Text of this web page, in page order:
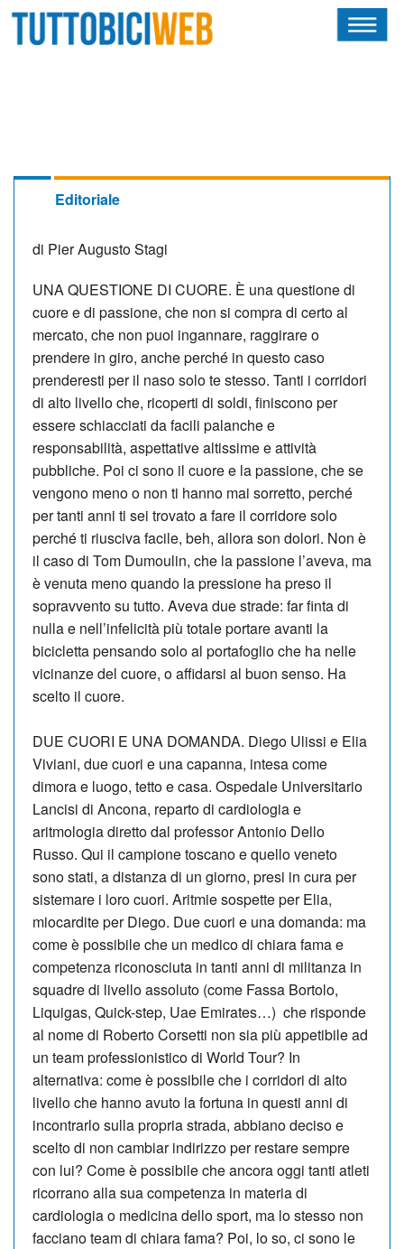
ALBI D'ORO
NEWSLETTER
Editoriale
di Pier Augusto Stagi
UNA QUESTIONE DI CUORE. È una questione di
cuore e di passione, che non si compra di certo al
mercato, che non puoi ingannare, raggirare o
prendere in giro, anche perché in questo caso
prenderesti per il naso solo te stesso. Tanti i corridori
di alto livello che, ricoperti di soldi, finiscono per
essere schiacciati da facili palanche e
responsabilità, aspettative altissime e attività
pubbliche. Poi ci sono il cuore e la passione, che se
vengono meno o non ti hanno mai sorretto, perché
per tanti anni ti sei trovato a fare il corridore solo
perché ti riusciva facile, beh, allora son dolori. Non è
il caso di Tom Dumoulin, che la passione l’aveva, ma
è venuta meno quando la pressione ha preso il
sopravvento su tutto. Aveva due strade: far finta di
nulla e nell’infelicità più totale portare avanti la
bicicletta pensando solo al portafoglio che ha nelle
vicinanze del cuore, o affidarsi al buon senso. Ha
scelto il cuore.
DUE CUORI E UNA DOMANDA. Diego Ulissi e Elia
Viviani, due cuori e una capanna, intesa come
dimora e luogo, tetto e casa. Ospedale Universitario
Lancisi di Ancona, reparto di cardiologia e
aritmologia diretto dal professor Antonio Dello
Russo. Qui il campione toscano e quello veneto
sono stati, a distanza di un giorno, presi in cura per
sistemare i loro cuori. Aritmie sospette per Elia,
miocardite per Diego. Due cuori e una domanda: ma
come è possibile che un medico di chiara fama e
competenza riconosciuta in tanti anni di militanza in
squadre di livello assoluto (come Fassa Bortolo,
Liquigas, Quick-step, Uae Emirates…) che risponde
al nome di Roberto Corsetti non sia più appetibile ad
un team professionistico di World Tour? In
alternativa: come è possibile che i corridori di alto
livello che hanno avuto la fortuna in questi anni di
incontrarlo sulla propria strada, abbiano deciso e
scelto di non cambiar indirizzo per restare sempre
con lui? Come è possibile che ancora oggi tanti atleti
ricorrano alla sua competenza in materia di
cardiologia o medicina dello sport, ma lo stesso non
facciano team di chiara fama? Poi, lo so, ci sono le